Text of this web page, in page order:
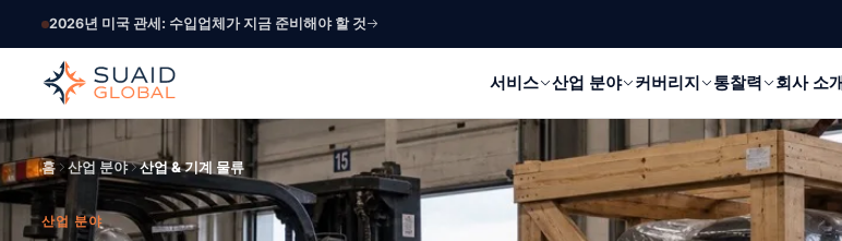
2026년 미국 관세: 수입업체가 지금 준비해야 할 것
서비스 산업 분야 커버리지 통찰력 회사 소
홈 산업 분야 산업 & 기계 물류
산업 분야